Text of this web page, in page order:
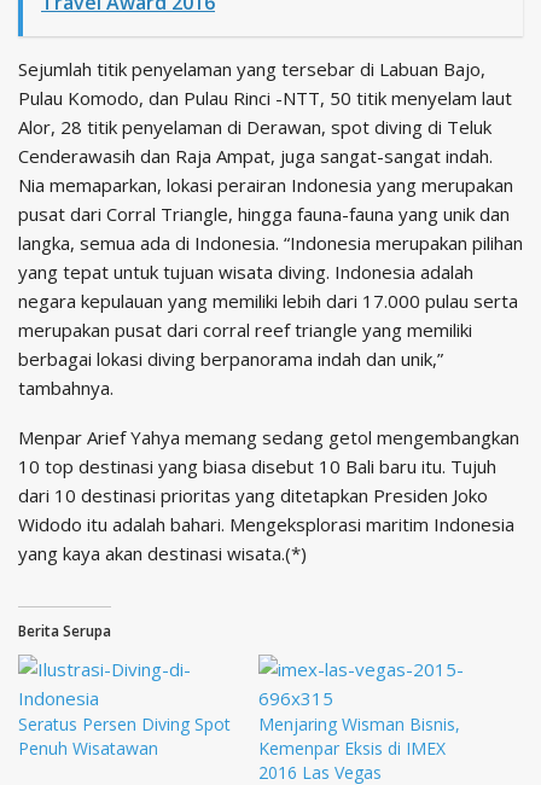
Sejumlah titik penyelaman yang tersebar di Labuan Bajo,
Pulau Komodo, dan Pulau Rinci -NTT, 50 titik menyelam laut
Alor, 28 titik penyelaman di Derawan, spot diving di Teluk
Cenderawasih dan Raja Ampat, juga sangat-sangat indah.
Nia memaparkan, lokasi perairan Indonesia yang merupakan
pusat dari Corral Triangle, hingga fauna-fauna yang unik dan
langka, semua ada di Indonesia. “Indonesia merupakan pilihan
yang tepat untuk tujuan wisata diving. Indonesia adalah
negara kepulauan yang memiliki lebih dari 17.000 pulau serta
merupakan pusat dari corral reef triangle yang memiliki
berbagai lokasi diving berpanorama indah dan unik,”
tambahnya.
Menpar Arief Yahya memang sedang getol mengembangkan
10 top destinasi yang biasa disebut 10 Bali baru itu. Tujuh
dari 10 destinasi prioritas yang ditetapkan Presiden Joko
Widodo itu adalah bahari. Mengeksplorasi maritim Indonesia
yang kaya akan destinasi wisata.(*)
Berita Serupa
Seratus Persen Diving Spot
Penuh Wisatawan
Menjaring Wisman Bisnis,
Kemenpar Eksis di IMEX
2016 Las Vegas